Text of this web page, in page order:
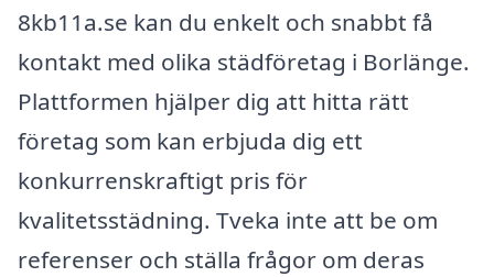
8kb11a.se kan du enkelt och snabbt få
kontakt med olika städföretag i Borlänge.
Plattformen hjälper dig att hitta rätt
företag som kan erbjuda dig ett
konkurrenskraftigt pris för
kvalitetsstädning. Tveka inte att be om
referenser och ställa frågor om deras